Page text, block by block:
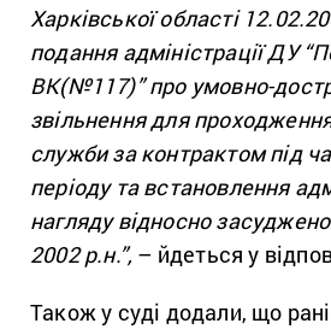
Харківської області
подання адміністрації ДУ
ВК(№117)” про умовно-
звільнення для
служби за контрактом під
періоду та встановлення
нагляду відносно
2002 р.н.”, – йдеться у
Також у суді додали, що